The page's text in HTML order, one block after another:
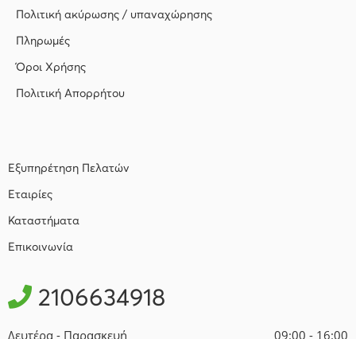
Πολιτική ακύρωσης / υπαναχώρησης
Πληρωμές
Όροι Χρήσης
Πολιτική Απορρήτου
Εξυπηρέτηση Πελατών
Εταιρίες
Καταστήματα
Επικοινωνία
2106634918
Δευτέρα - Παρασκευή 09:00 - 16:00